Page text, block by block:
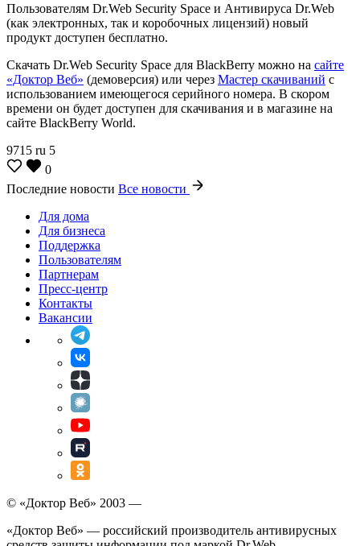
Пользователям Dr.Web Security Space и Антивируса Dr.Web
(как электронных, так и коробочных лицензий) новый
продукт доступен бесплатно.
Скачать Dr.Web Security Space для BlackBerry можно на сайте
«Доктор Веб» (демоверсия) или через Мастер скачиваний с
использованием имеющегося серийного номера. В скором
времени он будет доступен для скачивания и в магазине на
сайте BlackBerry World.
9715 ru 5
0
Последние новости Все новости
Для дома
Для бизнеса
Поддержка
Пользователям
Партнерам
Пресс-центр
Контакты
Вакансии
© «Доктор Веб» 2003 —
«Доктор Веб» — российский производитель антивирусных